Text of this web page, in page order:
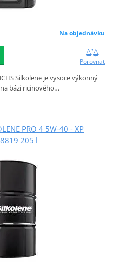
Na objednávku
Porovnat
Silkolene je vysoce výkonný
bázi ricinového…
PRO 4 5W-40 - XP
205 l